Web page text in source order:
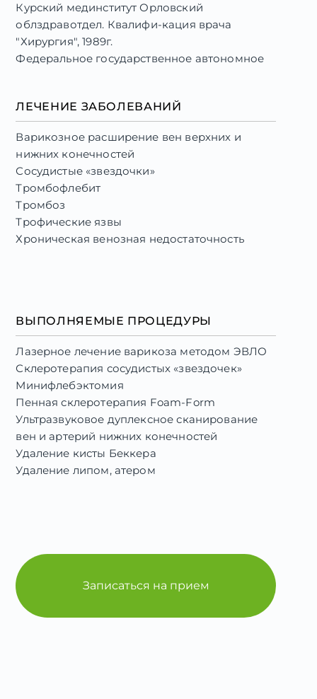
Курский мединститут Орловский
облздравотдел. Квалифи-кация врача
"Хирургия", 1989г.
Федеральное государственное автономное
«Белгородский государственный
университет»
Специальность: «Ультразвуковая
диагностика» , 2020г.
Федеральное Государственное автономное
образовательное учреждение высшего
образования "Белгородский
государственный национальный
ЛЕЧЕНИЕ ЗАБОЛЕВАНИЙ
Варикозное расширение вен верхних и
нижних конечностей
Сосудистые «звездочки»
Тромбофлебит
Тромбоз
Трофические язвы
Хроническая венозная недостаточность
ВЫПОЛНЯЕМЫЕ ПРОЦЕДУРЫ
Лазерное лечение варикоза методом ЭВЛО
Склеротерапия сосудистых «звездочек»
Минифлебэктомия
Пенная склеротерапия Foam-Form
Ультразвуковое дуплексное сканирование
вен и артерий нижних конечностей
Удаление кисты Беккера
Удаление липом, атером
Записаться на прием